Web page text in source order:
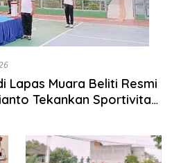
Lapas Muara Beliti Resmi
Tekankan Sportivitas